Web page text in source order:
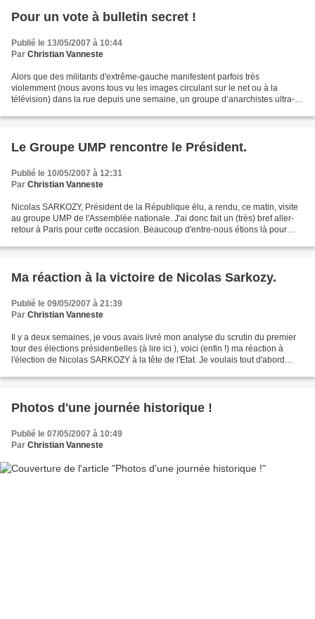
Pour un vote à bulletin secret !
Publié le 13/05/2007 à 10:44
Par Christian Vanneste
Alors que des militants d'extrême-gauche manifestent parfois très
violemment (nous avons tous vu les images circulant sur le net ou à la
télévision) dans la rue depuis une semaine, un groupe d’anarchistes ultra-
Le Groupe UMP rencontre le Président.
Publié le 10/05/2007 à 12:31
Par Christian Vanneste
Nicolas SARKOZY, Président de la République élu, a rendu, ce matin, visite
au groupe UMP de l'Assemblée nationale. J'ai donc fait un (très) bref aller-
retour à Paris pour cette occasion. Beaucoup d'entre-nous étions là pour
Ma réaction à la victoire de Nicolas Sarkozy.
Publié le 09/05/2007 à 21:39
Par Christian Vanneste
Il y a deux semaines, je vous avais livré mon analyse du scrutin du premier
tour des élections présidentielles (à lire ici ), voici (enfin !) ma réaction à
l'élection de Nicolas SARKOZY à la tête de l'Etat. Je voulais tout d'abord
Photos d'une journée historique !
Publié le 07/05/2007 à 10:49
Par Christian Vanneste